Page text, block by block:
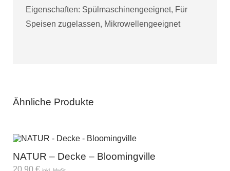
Eigenschaften: Spülmaschinengeeignet, Für
Speisen zugelassen, Mikrowellengeeignet
Ähnliche Produkte
NATUR – Decke – Bloomingville
20,90 €